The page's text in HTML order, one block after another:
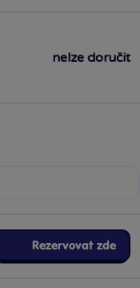
nelze doručit
Rezervovat zde